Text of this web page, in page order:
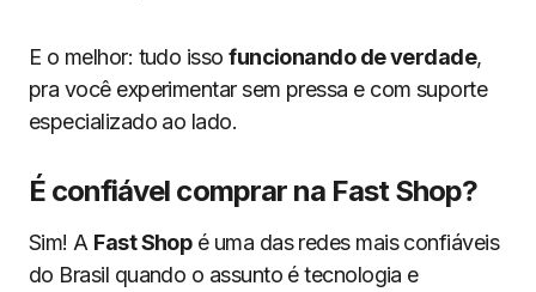
E o melhor: tudo issofuncionando de verdade,
pra você experimentar sem pressa e com suporte
especializado ao lado.
É confiável comprar na Fast Shop?
Sim! A Fast Shopé uma das redes mais confiáveis
do Brasil quando o assunto é tecnologia e